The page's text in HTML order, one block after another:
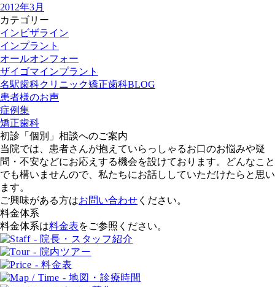
2012年3月
カテゴリー
インビザライン
インプラント
オールオンフォー
ザイゴマインプラント
名駅歯科クリニック矯正歯科BLOG
患者様のお声
症例集
矯正歯科
初診「個別」相談へのご案内
当院では、患者さんが抱えていらっしゃるお口のお悩みや疑
問・不安などにお応えする機会を設けております。どんなこと
でも構いませんので、私たちにお話ししていただけたらと思い
ます。
ご興味がある方はお問い合わせ ください。
料金体系
料金体系は料金表をご参照ください。